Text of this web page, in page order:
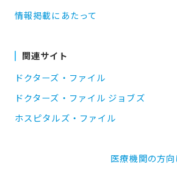
情報掲載にあたって
関連サイト
ドクターズ・ファイル
ドクターズ・ファイル ジョブズ
ホスピタルズ・ファイル
医療機関の方